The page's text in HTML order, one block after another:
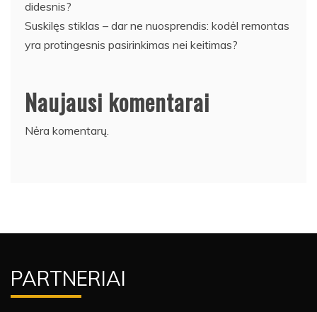
didesnis?
Suskilęs stiklas – dar ne nuosprendis: kodėl remontas
yra protingesnis pasirinkimas nei keitimas?
Naujausi komentarai
Nėra komentarų.
PARTNERIAI